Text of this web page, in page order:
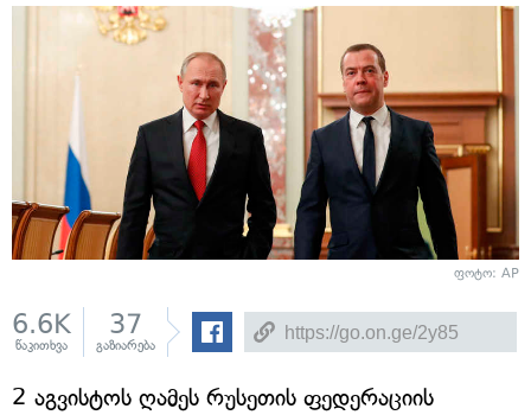
ფოტო: AP
6.6K
წაკითხვა
37
გაზიარება
2 აგვისტოს ღამეს რუსეთის ფედერაციის